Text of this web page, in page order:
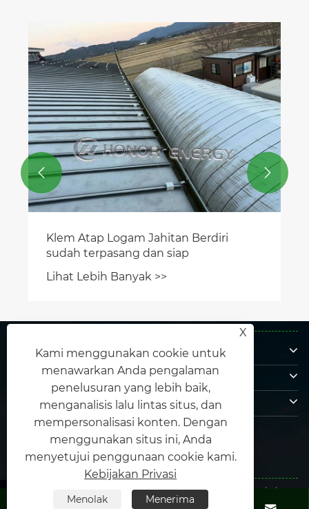
Perawatan Apa yang Diperlukan Untuk
Pagar Tenaga Surya?
Lihat Lebih Banyak >>
 
Tentang kami
Produk
Hubungi kami
IKUTI KAMI
Hak Cipta © 2025 Xiamen Honor Energy Co., Ltd. Semua hak
dilindungi undang -undang.
Links | Sitemap
X
Kami menggunakan cookie untuk
menawarkan Anda pengalaman
penelusuran yang lebih baik,
menganalisis lalu lintas situs, dan
mempersonalisasi konten. Dengan
menggunakan situs ini, Anda
menyetujui penggunaan cookie kami.
Kebijakan Privasi
Menolak Menerima